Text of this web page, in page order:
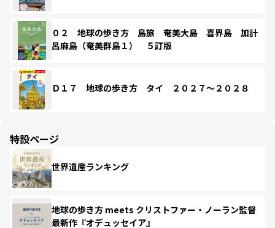
０２ 地球の歩き方 島旅 奄美大島 喜界島 加計
呂麻島（奄美群島１） ５訂版
Ｄ１７ 地球の歩き方 タイ ２０２７～２０２８
特設ページ
世界遺産ランキング
地球の歩き方 meets クリストファー・ノーラン監督
最新作『オデュッセイア』